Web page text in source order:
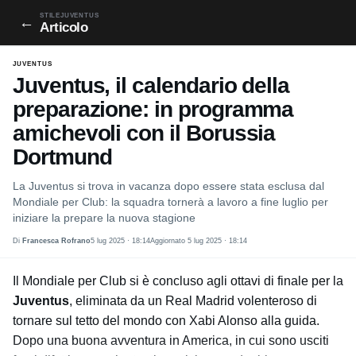
← STILEJUVENTUS
Articolo
JUVENTUS
Juventus, il calendario della
preparazione: in programma
amichevoli con il Borussia
Dortmund
La Juventus si trova in vacanza dopo essere stata esclusa dal
Mondiale per Club: la squadra tornerà a lavoro a fine luglio per
iniziare la prepare la nuova stagione
Di Francesca Rofrano5 lug 2025 · 18:14Aggiornato 5 lug 2025 · 18:14
Il Mondiale per Club si è concluso agli ottavi di finale per la
Juventus, eliminata da un Real Madrid volenteroso di
tornare sul tetto del mondo con Xabi Alonso alla guida.
Dopo una buona avventura in America, in cui sono usciti